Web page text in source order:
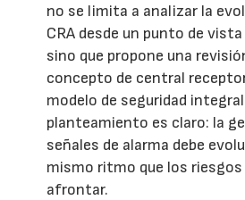
no se limita a analizar la
CRA desde un punto de
sino que propone una
concepto de central
modelo de seguridad
planteamiento es claro: la
señales de alarma debe
mismo ritmo que los riesgos
afrontar.